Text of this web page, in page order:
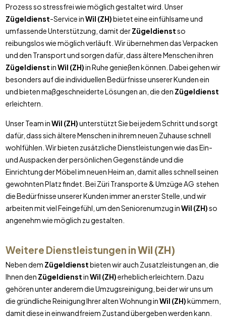
Prozess so stressfrei wie möglich gestaltet wird. Unser
Zügeldienst-Service inWil (ZH)bietet eine einfühlsame und
umfassende Unterstützung, damit derZügeldienstso
reibungslos wie möglich verläuft. Wir übernehmen das Verpacken
und den Transport und sorgen dafür, dass ältere Menschen ihren
ZügeldienstinWil (ZH)in Ruhe genießen können. Dabei gehen wir
besonders auf die individuellen Bedürfnisse unserer Kunden ein
und bieten maßgeschneiderte Lösungen an, die den Zügeldienst
erleichtern.
Unser Team inWil (ZH)unterstützt Sie bei jedem Schritt und sorgt
dafür, dass sich ältere Menschen in ihrem neuen Zuhause schnell
wohlfühlen. Wir bieten zusätzliche Dienstleistungen wie das Ein-
und Auspacken der persönlichen Gegenstände und die
Einrichtung der Möbel im neuen Heim an, damit alles schnell seinen
gewohnten Platz findet. Bei Züri Transporte & Umzüge AG stehen
die Bedürfnisse unserer Kunden immer an erster Stelle, und wir
arbeiten mit viel Feingefühl, um den Seniorenumzug inWil (ZH)so
angenehm wie möglich zu gestalten.
Weitere Dienstleistungen inWil (ZH)
Neben dem Zügeldienstbieten wir auch Zusatzleistungen an, die
Ihnen den ZügeldienstinWil (ZH)erheblich erleichtern. Dazu
gehören unter anderem die Umzugsreinigung, bei der wir uns um
die gründliche Reinigung Ihrer alten Wohnung inWil (ZH)kümmern,
damit diese in einwandfreiem Zustand übergeben werden kann.